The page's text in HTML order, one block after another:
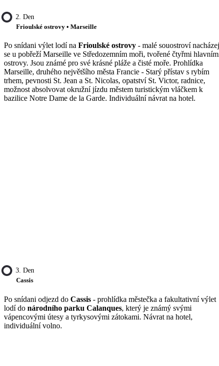
2. Den
Frioulské ostrovy • Marseille
Po snídani výlet lodí na Frioulské ostrovy - malé souostroví
se u pobřeží Marseille ve Středozemním moři, tvořené čtyřmi
ostrovy. Jsou známé pro své krásné pláže a čisté moře. Prohlídka
Marseille, druhého největšího města Francie - Starý přístav s rybím
trhem, pevnosti St. Jean a St. Nicolas, opatství St. Victor, radnice,
možnost absolvovat okružní jízdu městem turistickým vláčkem k
bazilice Notre Dame de la Garde. Individuální návrat na hotel.
3. Den
Cassis
Po snídani odjezd do Cassis - prohlídka městečka a fakultativní výlet
lodí do národního parku Calanques, který je známý svými
vápencovými útesy a tyrkysovými zátokami. Návrat na hotel,
individuální volno.